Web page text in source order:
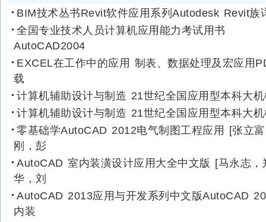
BIM技术丛书Revit软件应用系列Autodesk Revit族
全国专业技术人员计算机应用能力考试用书
AutoCAD2004
EXCEL在工作中的应用 制表、数据处理及宏应用
载
计算机辅助设计与制造 21世纪全国应用型本科大
计算机辅助设计与制造 21世纪全国应用型本科大
零基础学AutoCAD 2012电气制图工程应用 [张立
刚，彭
AutoCAD 室内装潢设计应用大全中文版 [马永志，
华，刘
AutoCAD 2013应用与开发系列中文版AutoCAD
内装